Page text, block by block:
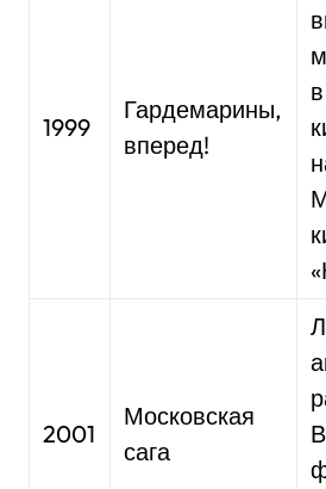
1999
Гардемарины,
вперед!
в
2001
Московская
сага